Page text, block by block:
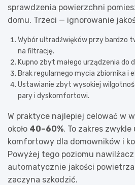
sprawdzenia powierzchni
domu. Trzeci — ignorowanie
Wybór ultradźwięków przy bardzo
na filtrację.
Kupno zbyt małego urządzenia do
Brak regularnego mycia zbiornika i
Ustawianie zbyt wysokiej
pary i dyskomfortowi.
W praktyce najlepiej celować w
około 40–60%. To zakres
komfortowy dla domowników i
Powyżej tego poziomu
automatycznie jakości
zaczyna szkodzić.